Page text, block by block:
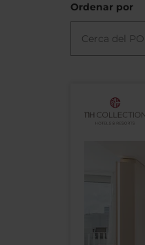
Ordenar por
Cerca del POI